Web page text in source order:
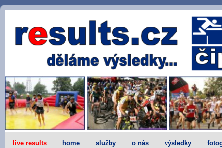
live results home služby o nás výsledky